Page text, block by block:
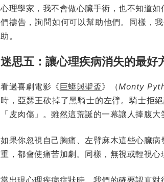
心理學家，我不會做心臟手術，也不知道
們禱告，詢問如何可以幫助他們。同樣，
助。
迷思五：讓心理疾病消失的最好
看過喜劇電影《巨蟒與聖盃》（Monty
時，亞瑟王砍掉了黑騎士的左臂。騎士拒
「皮肉傷」。雖然這荒誕的一幕讓人捧腹
如果你忽視自己胸痛、左臂麻木這些心臟
重，都會使痛苦加劇。同樣，無視或輕視心
當出現心理疾病症狀時，我們的確要認真